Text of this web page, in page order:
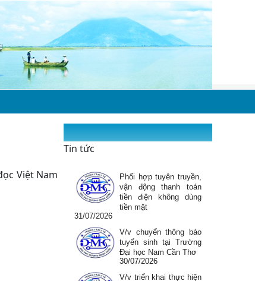
Việt Nam
Tin tức
V/v triển khai thực hiện
công tác phòng cháy,
chữa cháy và cứu nạn,
cứu hộ theo Nghị
Quyết số...
03/08/2026
Thông báo chào giá
sửa chữa và thay thế
nghiệm sinh hóa tự
động Global 240, hãng...
Phối hợp tuyên truyền,
vận động thanh toán
tiền điện không dùng
tiền mặt
31/07/2026
V/v chuyển thông báo
tuyển sinh tại Trường
Đại học Nam Cần Thơ
30/07/2026
V/v triển khai thực hiện